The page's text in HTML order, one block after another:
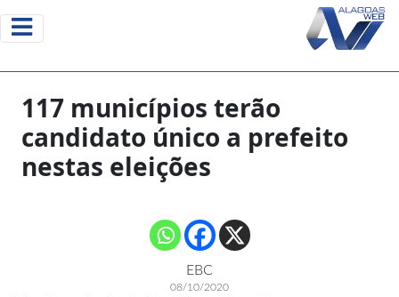
117 municípios terão
candidato único a prefeito
nestas eleições
EBC
08/10/2020